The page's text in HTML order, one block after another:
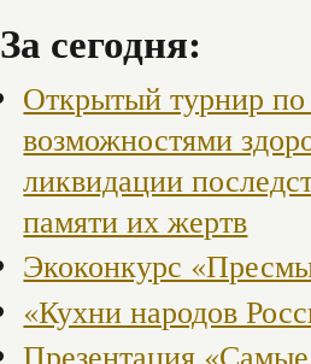
За сегодня:
Открытый турнир
возможностями
ликвидации
памяти их жертв
Экоконкурс
«Кухни народов
Презентация